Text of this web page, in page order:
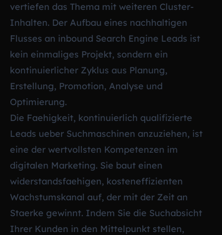
vertiefen das Thema mit weiteren Cluster-
Inhalten. Der Aufbau eines nachhaltigen
Flusses an inbound Search Engine Leads ist
kein einmaliges Projekt, sondern ein
kontinuierlicher Zyklus aus Planung,
Erstellung, Promotion, Analyse und
Optimierung.
Die Faehigkeit, kontinuierlich qualifizierte
Leads ueber Suchmaschinen anzuziehen, ist
eine der wertvollsten Kompetenzen im
digitalen Marketing. Sie baut einen
widerstandsfaehigen, kosteneffizienten
Wachstumskanal auf, der mit der Zeit an
Staerke gewinnt. Indem Sie die Suchabsicht
Ihrer Kunden in den Mittelpunkt stellen,